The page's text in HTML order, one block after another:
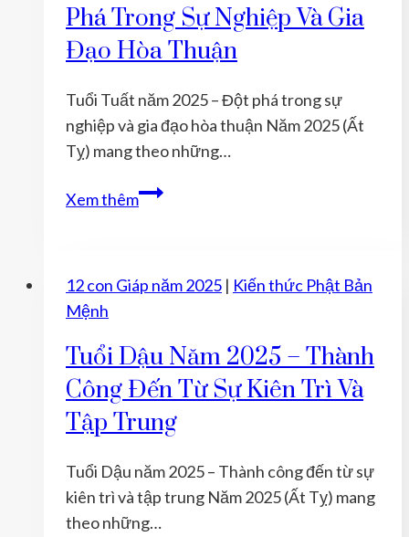
định,
khởi
vận
trình
mới
Phá Trong Sự Nghiệp Và Gia
Đạo Hòa Thuận
Tuổi Tuất năm 2025 – Đột phá trong sự
nghiệp và gia đạo hòa thuận Năm 2025 (Ất
Tỵ) mang theo những…
Xem thêmTuổi
–
phá
trong
sự
nghiệp
gia
đạo
hòa
12 con Giáp năm 2025 | Kiến thức Phật Bản
Mệnh
Tuổi Dậu Năm 2025 – Thành
Công Đến Từ Sự Kiên Trì Và
Tập Trung
Tuổi Dậu năm 2025 – Thành công đến từ sự
kiên trì và tập trung Năm 2025 (Ất Tỵ) mang
theo những…